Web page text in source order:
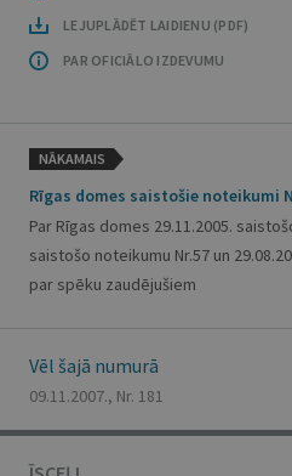
LEJUPLĀDĒT LAIDIENU (PDF)
PAR OFICIĀLO IZDEVUMU
NĀKAMAIS
Rīgas domes saistošie noteikumi
Par Rīgas domes 29.11.2005.
saistošo noteikumu Nr.57 un
par spēku zaudējušiem
Vēl šajā numurā
09.11.2007., Nr. 181